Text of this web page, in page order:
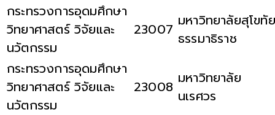
กระทรวงการอุดมศึกษา
วิทยาศาสตร์ วิจัยและ
นวัตกรรม
23007 มหาวิทยาลัยสุโขทัย
ธรรมาธิราช
กระทรวงการอุดมศึกษา
วิทยาศาสตร์ วิจัยและ
นวัตกรรม
23008 มหาวิทยาลัย
นเรศวร